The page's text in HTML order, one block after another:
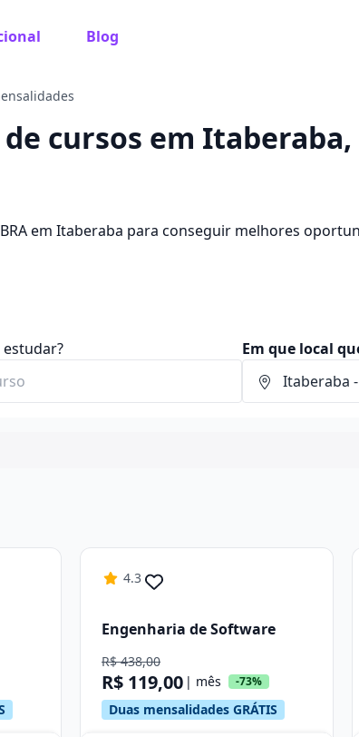
Blog
para seus estudos
de cursos em Itaberaba,
em Itaberaba para conseguir melhores
Em que local
4.3
Engenharia de Software
R$ 438,00
R$ 119,00 | mês -73%
Duas mensalidades GRÁTIS